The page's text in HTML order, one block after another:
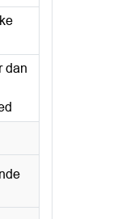
dan